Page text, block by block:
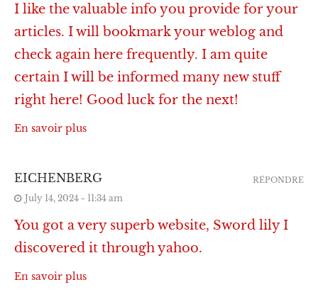
I like the valuable info you provide for your
articles. I will bookmark your weblog and
check again here frequently. I am quite
certain I will be informed many new stuff
right here! Good luck for the next!
En savoir plus
EICHENBERG
July 14, 2024 - 11:34 am
You got a very superb website, Sword lily I
discovered it through yahoo.
En savoir plus
RÉPONDRE